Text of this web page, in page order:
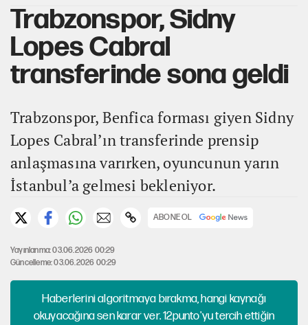
Trabzonspor, Sidny
Lopes Cabral
transferinde sona geldi
Trabzonspor, Benfica forması giyen Sidny
Lopes Cabral’ın transferinde prensip
anlaşmasına varırken, oyuncunun yarın
İstanbul’a gelmesi bekleniyor.
ABONE OL
Yayınlanma: 03.06.2026 00:29
Güncelleme: 03.06.2026 00:29
Haberlerini algoritmaya bırakma, hangi kaynağı
okuyacağına sen karar ver. 12punto'yu tercih ettiğin